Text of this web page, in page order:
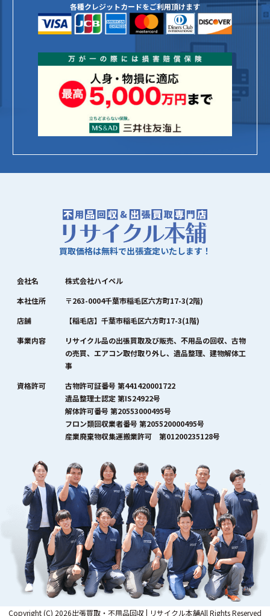
各種クレジットカードをご利用頂けます
買取価格は無料で出張査定いたします！
会社名
株式会社ハイペル
本社住所
〒263-0004千葉市稲毛区六方町17-3(2階)
店舗
【稲毛店】千葉市稲毛区六方町17-3(1階)
事業内容
リサイクル品の出張買取及び販売、不用品の回収、古物
の売買、エアコン取付取り外し、遺品整理、建物解体工
事
資格許可
古物許可証番号 第441420001722
遺品整理士認定 第IS24922号
解体許可番号 第20553000495号
フロン類回収業者番号 第205520000495号
産業廃棄物収集運搬業許可 第01200235128号
Copyright (C) 2026出張買取・不用品回収 | リサイクル本舗All Rights Reserved